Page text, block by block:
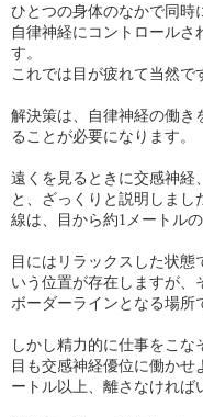
ひとつの身体のなかで同時
自律神経にコントロールさ
す。
これでは目が疲れて当然で
解決策は、自律神経の働き
ることが必要になります。
遠くを見るときに交感神経
と、ざっくりと説明しま
線は、目から約1メートル
目にはリラックスした状態
いう位置が存在しますが、
ボーダーラインとなる場所
しかし精力的に仕事をこな
目も交感神経優位に働かせ
ートル以上、離さなければ